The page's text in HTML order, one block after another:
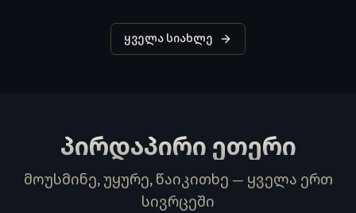
ყველა სიახლე
პირდაპირი ეთერი
მოუსმინე, უყურე, წაიკითხე — ყველა ერთ
სივრცეში